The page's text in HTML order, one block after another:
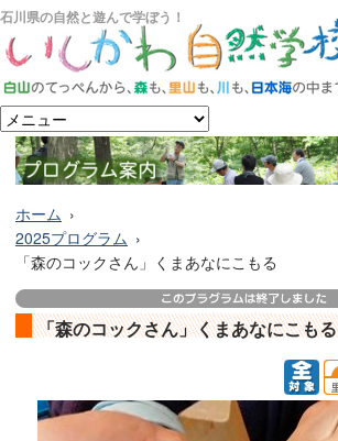
石川県の自然と遊んで学ぼう！
ホーム
2025プログラム
「森のコックさん」くまあなにこもる
「森のコックさん」くまあなにこもる